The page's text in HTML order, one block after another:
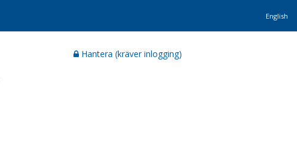
English
Hantera (kräver inlogging)